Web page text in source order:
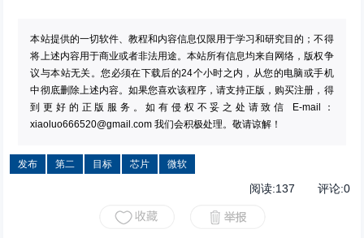
本站提供的一切软件、教程和内容信息仅限用于学习和研究目的；不得
将上述内容用于商业或者非法用途。本站所有信息均来自网络，版权争
议与本站无关。您必须在下载后的24个小时之内，从您的电脑或手机
中彻底删除上述内容。如果您喜欢该程序，请支持正版，购买注册，得
到更好的正版服务。如有侵权不妥之处请致信 E-mail：
xiaoluo666520@gmail.com 我们会积极处理。敬请谅解！
发布 第二 目标 芯片 微软
阅读:137 评论:0